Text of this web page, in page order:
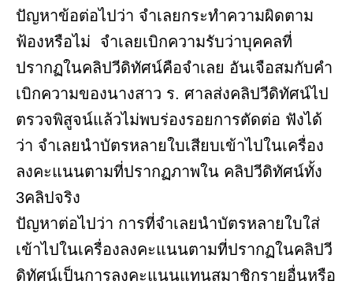
ปัญหาข้อต่อไปว่า จำเลยกระทำความผิดตาม
ฟ้องหรือไม่ จำเลยเบิกความรับว่าบุคคลที่
ปรากฏในคลิปวีดิทัศน์คือจําเลย อันเจือสมกับคำ
เบิกความของนางสาว ร. ศาลส่งคลิปวีดิทัศน์ไป
ตรวจพิสูจน์แล้วไม่พบร่องรอยการตัดต่อ ฟังได้
ว่า จำเลยนำบัตรหลายใบเสียบเข้าไปในเครื่อง
ลงคะแนนตามที่ปรากฏภาพใน คลิปวีดิทัศน์ทั้ง
3คลิปจริง
ปัญหาต่อไปว่า การที่จำเลยนำบัตรหลายใบใส่
เข้าไปในเครื่องลงคะแนนตามที่ปรากฏในคลิปวี
ดิทัศน์เป็นการลงคะแนนแทนสมาชิกรายอื่นหรือ